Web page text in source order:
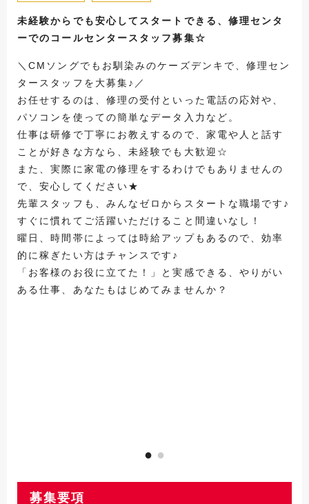
未経験からでも安心してスタートできる、修理センタ
ーでのコールセンタースタッフ募集☆
＼CMソングでもお馴染みのケーズデンキで、修理セン
タースタッフを大募集♪／
お任せするのは、修理の受付といった電話の応対や、
パソコンを使っての簡単なデータ入力など。
仕事は研修で丁寧にお教えするので、家電や人と話す
ことが好きな方なら、未経験でも大歓迎☆
また、実際に家電の修理をするわけでもありませんの
で、安心してください★
先輩スタッフも、みんなゼロからスタートな職場です♪
すぐに慣れてご活躍いただけること間違いなし！
曜日、時間帯によっては時給アップもあるので、効率
的に稼ぎたい方はチャンスです♪
「お客様のお役に立てた！」と実感できる、やりがい
ある仕事、あなたもはじめてみませんか？
募集要項